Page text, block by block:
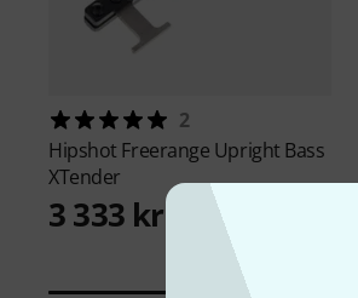
2
Hipshot Freerange Upright Bass
XTender
3 333 kr